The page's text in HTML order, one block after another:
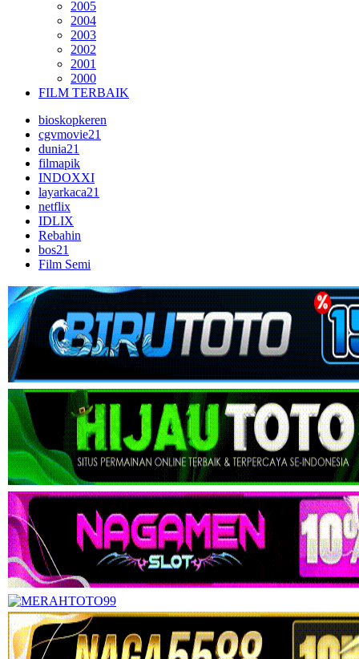
2005
2004
2003
2002
2001
2000
FILM TERBAIK
bioskopkeren
cgvmovie21
dunia21
filmapik
INDOXXI
layarkaca21
netflix
IDLIX
Rebahin
bos21
Film Semi